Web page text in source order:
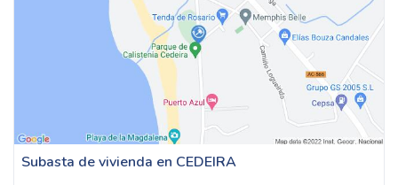
Subasta de vivienda en CEDEIRA